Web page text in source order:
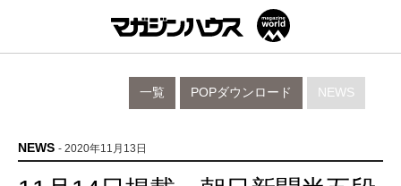
NEWS
POPダウンロード
一覧
NEWS - 2020年11月13日